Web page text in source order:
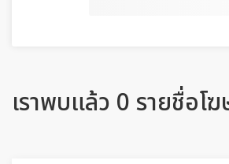
เราพบแล้ว 0 รายชื่อโ